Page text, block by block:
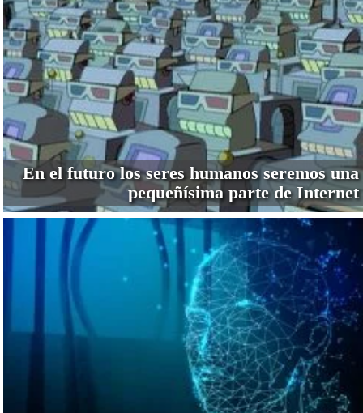
En el futuro los seres humanos seremos una
pequeñísima parte de Internet